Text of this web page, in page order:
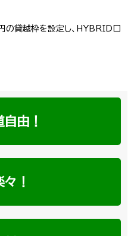
貸越枠を設定し、HYBRID口
由！
！